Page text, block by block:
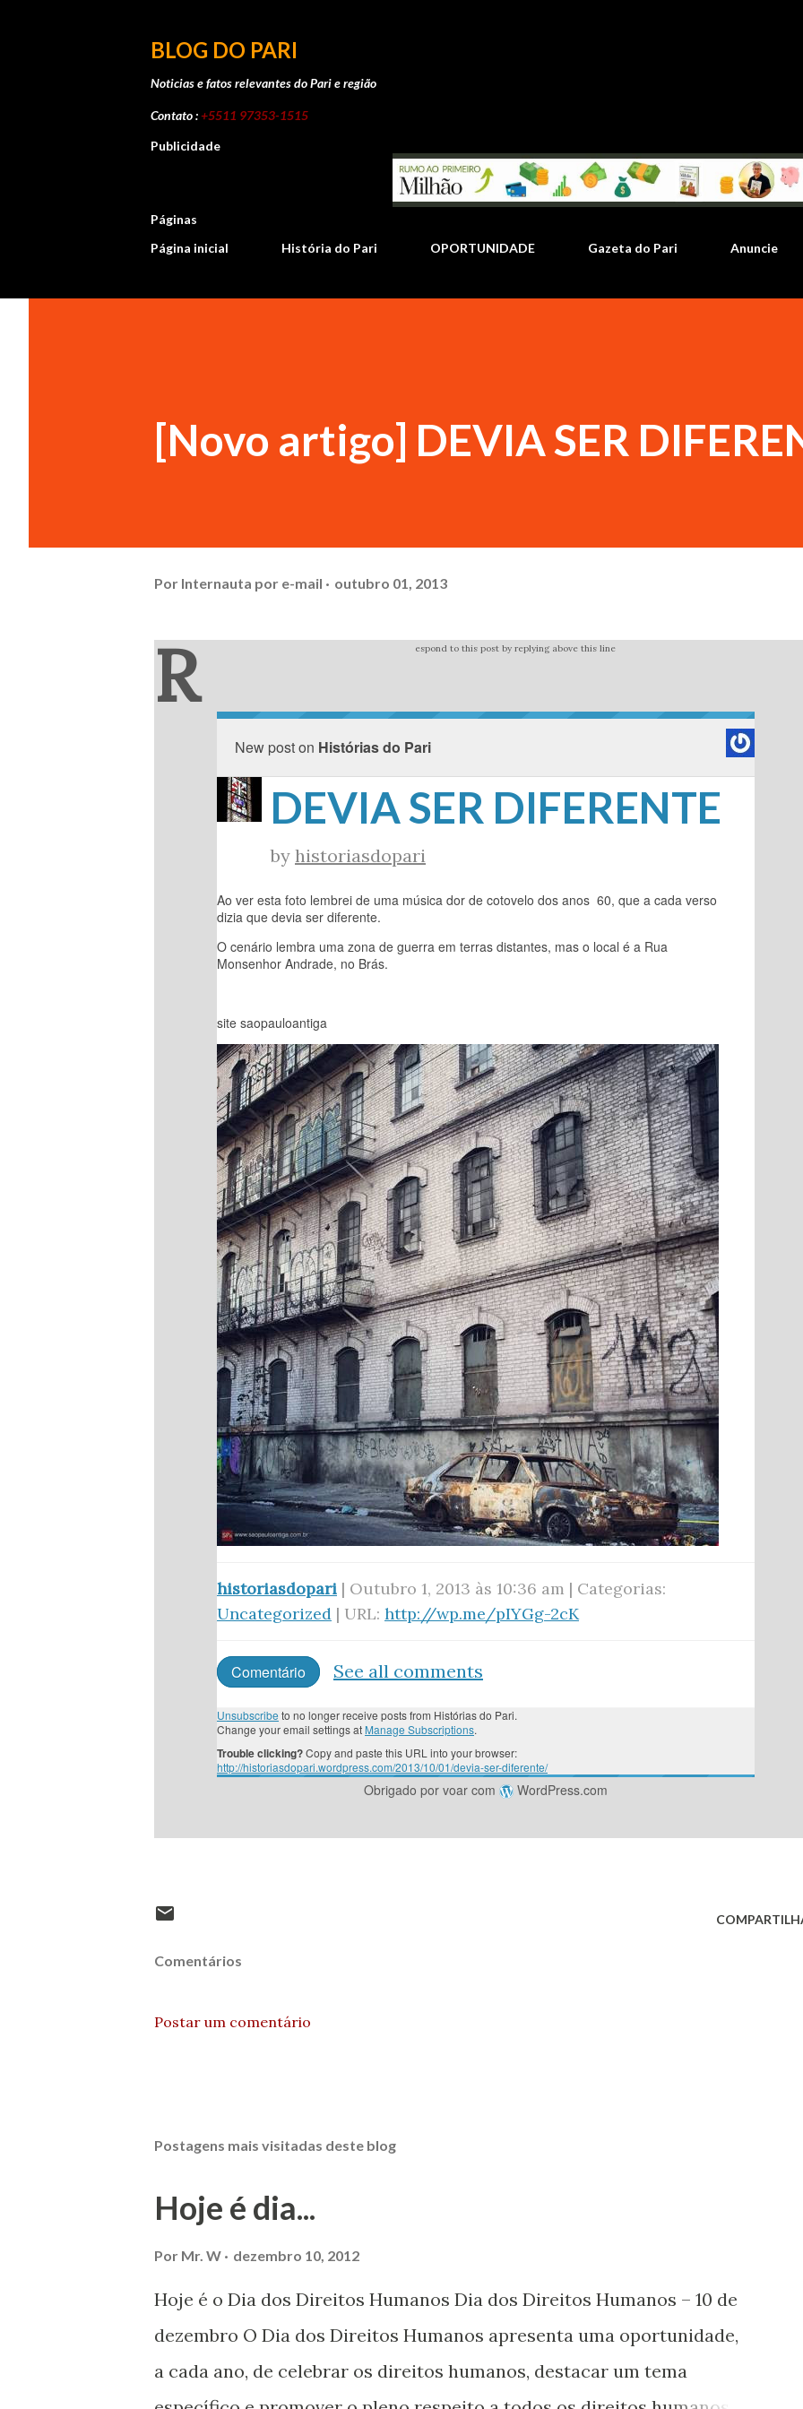
BLOG DO PARI
Noticias e fatos relevantes do Pari e região
Contato :+5511 97353-1515
Publicidade
Páginas
Página inicial
História do Pari OPORTUNIDADE Gazeta do Pari Anuncie
[Novo artigo] DEVIA SER
Por Internauta por e-mail outubro 01, 2013
R espond to this post by replying above this line
New post on Histórias do Pari
DEVIA SER DIFERENTE
by historiasdopari
Ao ver esta foto lembrei de uma música dor de cotovelo dos anos 60, que a cada verso
dizia que devia ser diferente.
O cenário lembra uma zona de guerra em terras distantes, mas o local é a Rua
Monsenhor Andrade, no Brás.
site saopauloantiga
historiasdopari | Outubro 1, 2013 às 10:36 am | Categorias:
Uncategorized | URL: http://wp.me/pIYGg-2cK
Comentário See all comments
Unsubscribe to no longer receive posts from Histórias do Pari.
Change your email settings at Manage Subscriptions.
Trouble clicking?Copy and paste this URL into your browser:
http://historiasdopari.wordpress.com/2013/10/01/devia-ser-diferente/
Obrigado por voar com WordPress.com
Comentários
Postar um comentário
Postagens mais visitadas deste blog
Hoje é dia...
Por Mr. W dezembro 10, 2012
Hoje é o Dia dos Direitos Humanos Dia dos Direitos Humanos – 10 de
dezembro O Dia dos Direitos Humanos apresenta uma oportunidade,
a cada ano, de celebrar os direitos humanos, destacar um tema